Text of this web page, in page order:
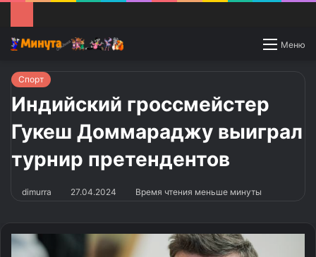
Меню
Switch
Спорт
Индийский гроссмейстер
Гукеш Доммараджу выиграл
турнир претендентов
dimurra 27.04.2024 Время чтения меньше минуты